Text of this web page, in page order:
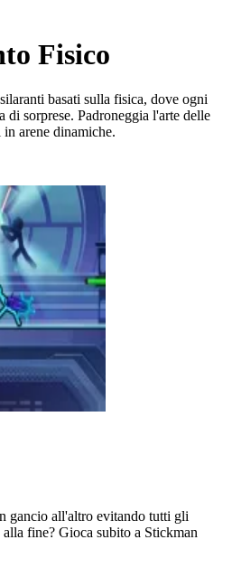
Fisico
basati sulla fisica, dove ogni
di sorprese. Padroneggia l'arte delle
arene dinamiche.
gancio all'altro evitando tutti gli
fine? Gioca subito a Stickman